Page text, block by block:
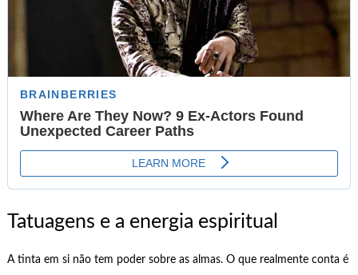
Tatuagens e a energia espiritual
A tinta em si não tem poder sobre as almas. O que realmente conta é